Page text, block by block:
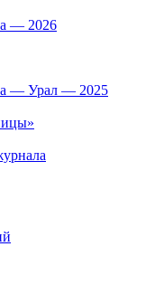
— 2026
— Урал — 2025